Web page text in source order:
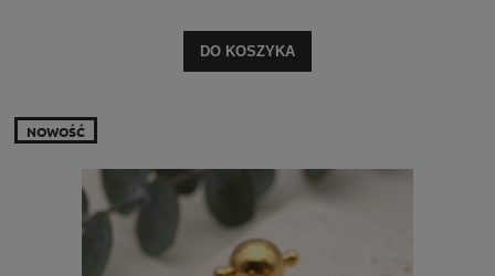
DO KOSZYKA
NOWOŚĆ